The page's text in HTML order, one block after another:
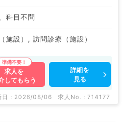
科目不問
施設）, 訪問診療（施設）
求人を
してもらう
詳細を
見る
日 : 2026/08/06 求人No. : 714177